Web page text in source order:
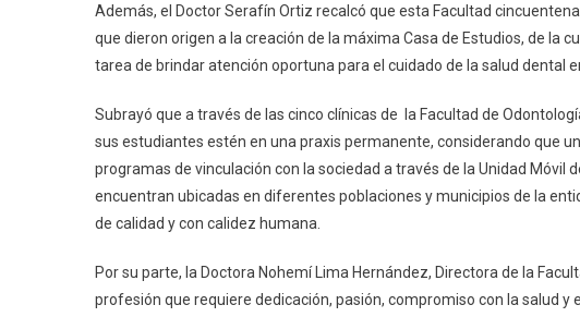
Además, el Doctor Serafín Ortiz recalcó que esta Facultad
que dieron origen a la creación de la máxima Casa de Estudios, de la
tarea de brindar atención oportuna para el cuidado de la salud dental
Subrayó que a través de las cinco clínicas de la Facultad de
sus estudiantes estén en una praxis permanente, considerando que
programas de vinculación con la sociedad a través de la Unidad Móvil
encuentran ubicadas en diferentes poblaciones y municipios de la
de calidad y con calidez humana.
Por su parte, la Doctora Nohemí Lima Hernández, Directora de la
profesión que requiere dedicación, pasión, compromiso con la salud y